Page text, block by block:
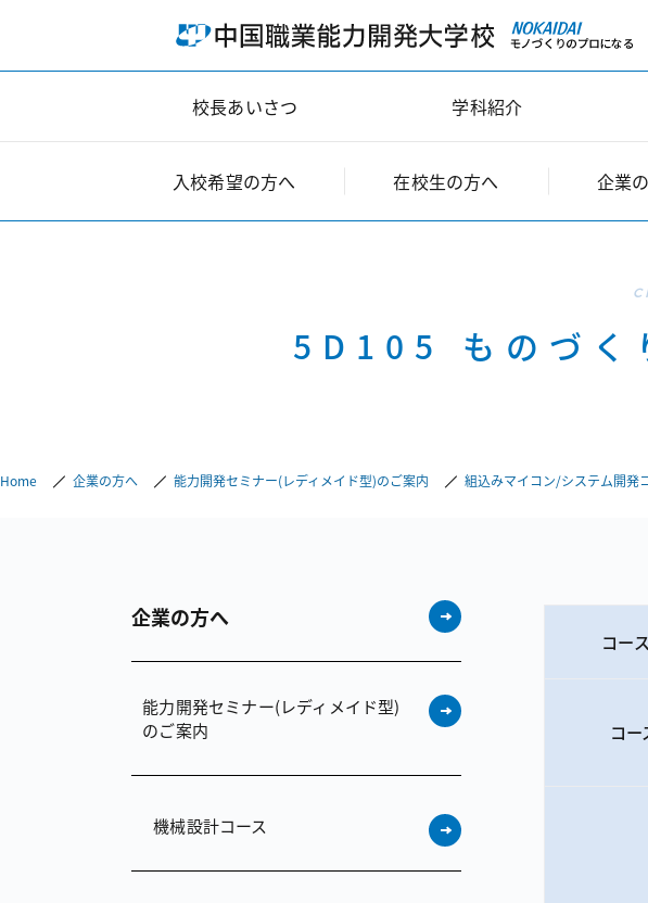
校長あいさつ 学科紹介
入校希望の方へ 在校生の方へ 企業
5D105 ものづく
Home 企業の方へ 能力開発セミナー（レディメイド型）のご案内 組込みマイコン/システム開発
企業の方へ
能力開発セミナー（レディメイド型）
のご案内
機械設計コース
コー
コー